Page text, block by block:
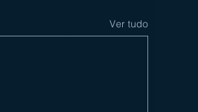
Ver tudo